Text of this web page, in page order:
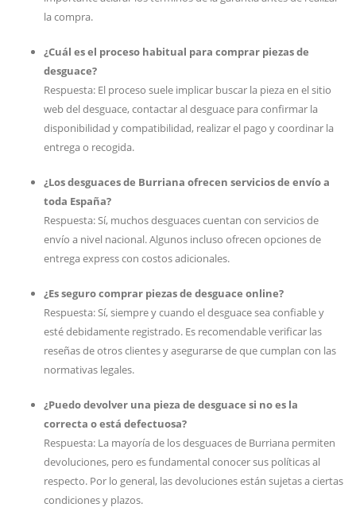
la compra.
¿Cuál es el proceso habitual para comprar piezas de
desguace?
Respuesta: El proceso suele implicar buscar la pieza en el sitio
web del desguace, contactar al desguace para confirmar la
disponibilidad y compatibilidad, realizar el pago y coordinar la
entrega o recogida.
¿Los desguaces de Burriana ofrecen servicios de envío a
toda España?
Respuesta: Sí, muchos desguaces cuentan con servicios de
envío a nivel nacional. Algunos incluso ofrecen opciones de
entrega express con costos adicionales.
¿Es seguro comprar piezas de desguace online?
Respuesta: Sí, siempre y cuando el desguace sea confiable y
esté debidamente registrado. Es recomendable verificar las
reseñas de otros clientes y asegurarse de que cumplan con las
normativas legales.
¿Puedo devolver una pieza de desguace si no es la
correcta o está defectuosa?
Respuesta: La mayoría de los desguaces de Burriana permiten
devoluciones, pero es fundamental conocer sus políticas al
respecto. Por lo general, las devoluciones están sujetas a ciertas
condiciones y plazos.